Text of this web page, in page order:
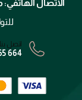
الشروط و الأحكام
سياسة
الاتصال الهاتفي: من 10 صباحًا إلى 11 مساءً (من الإثنين
اتصل
664